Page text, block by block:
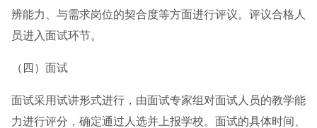
辨能力、与需求岗位的契合度等方面进行评议。评议合格人
员进入面试环节。
（四）面试
面试采用试讲形式进行，由面试专家组对面试人员的教学能
力进行评分，确定通过人选并上报学校。面试的具体时间、